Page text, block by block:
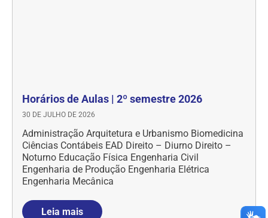
Horários de Aulas | 2º semestre 2026
30 DE JULHO DE 2026
Administração Arquitetura e Urbanismo Biomedicina
Ciências Contábeis EAD Direito – Diurno Direito –
Noturno Educação Física Engenharia Civil
Engenharia de Produção Engenharia Elétrica
Engenharia Mecânica
Leia mais